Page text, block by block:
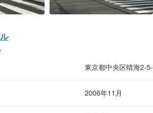
東京都中央区晴海2-
2006年11月